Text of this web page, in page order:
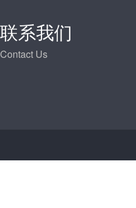
联系我们
Contact Us